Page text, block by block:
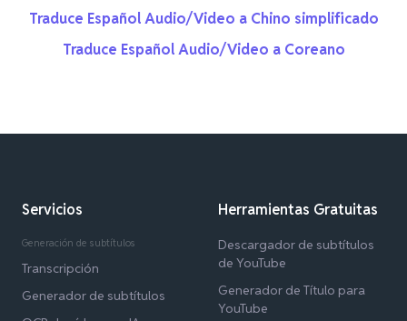
Traduce Español Audio/Video a Chino simplificado
Traduce Español Audio/Video a Coreano
Servicios
Generación de subtítulos
Transcripción
Generador de subtítulos
Herramientas Gratuitas
Descargador de subtítulos
de YouTube
Generador de Título para
YouTube